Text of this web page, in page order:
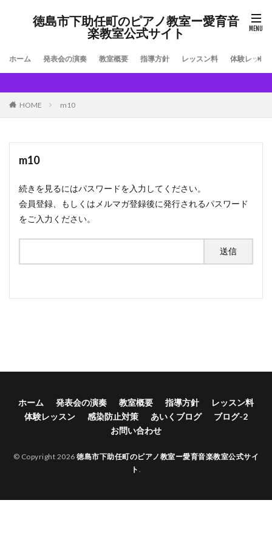
徳島市下助任町のピアノ教室ー愛育音
楽教室公式サイト
ホーム 発表会の演奏 教室概要 指導方針 レッスン料 体験レッス
HOME m10
m10
続きを見るにはパスワードを入力してください。
会員登録、もしくはメルマガ登録後に発行されるパスワード
をご入力ください。
ホーム 発表会の演奏 教室概要 指導方針
レッスン料
体験レッスン
感染防止対策 あいくブログ
ブログ-2
お問い合わせ
© Copyright 2026徳島市下助任町のピアノ教室ー愛育音楽教室公式サイ
ト .